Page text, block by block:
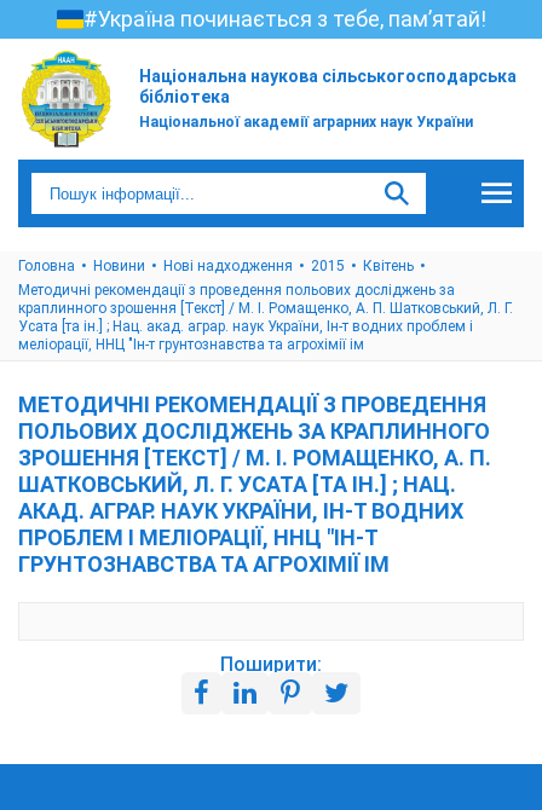
#Україна починається з тебе, пам’ятай!
Національна наукова сільськогосподарська
бібліотека
Національної академії аграрних наук України
Головна Новини Нові надходження 2015
Квітень
Методичні рекомендації з проведення польових досліджень за
краплинного зрошення [Текст] / М. І. Ромащенко, А. П. Шатковський, Л. Г.
Усата [та ін.] ; Нац. акад. аграр. наук України, Ін-т водних проблем і
меліорації, ННЦ "Ін-т грунтознавства та агрохімії ім
МЕТОДИЧНІ РЕКОМЕНДАЦІЇ З ПРОВЕДЕННЯ
ПОЛЬОВИХ ДОСЛІДЖЕНЬ ЗА КРАПЛИННОГО
ЗРОШЕННЯ [ТЕКСТ] / М. І. РОМАЩЕНКО, А. П.
ШАТКОВСЬКИЙ, Л. Г. УСАТА [ТА ІН.] ; НАЦ.
АКАД. АГРАР. НАУК УКРАЇНИ, ІН-Т ВОДНИХ
ПРОБЛЕМ І МЕЛІОРАЦІЇ, ННЦ "ІН-Т
ГРУНТОЗНАВСТВА ТА АГРОХІМІЇ ІМ
Поширити: